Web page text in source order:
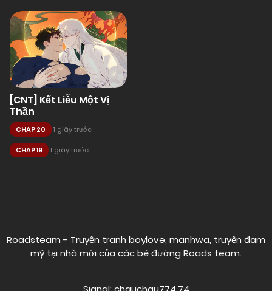
[CNT] Kết Liễu Một Vị
Thần
CHAP 20 1 giây trước
CHAP 19 1 giây trước
Roadsteam - Truyện tranh boylove, manhwa, truyện đam
mỹ tại nhà mới của các bé đường Roads team.